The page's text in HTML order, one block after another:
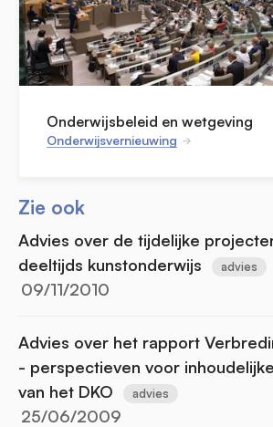
Onderwijsbeleid en wetgeving
Onderwijsvernieuwing
Zie ook
Advies over de tijdelijke
deeltijds kunstonderwijs
advies
09/11/2010
Advies over het rapport
- perspectieven voor
van het DKO
advies
25/06/2009